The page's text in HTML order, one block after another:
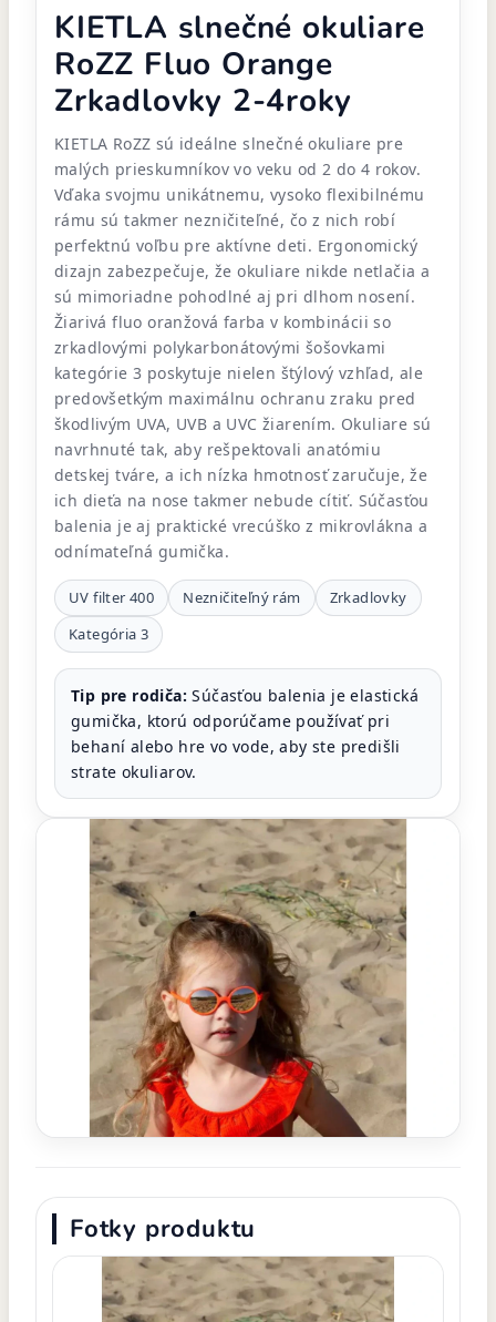
KIETLA slnečné okuliare
RoZZ Fluo Orange
Zrkadlovky 2-4roky
KIETLA RoZZ sú ideálne slnečné okuliare pre
malých prieskumníkov vo veku od 2 do 4 rokov.
Vďaka svojmu unikátnemu, vysoko flexibilnému
rámu sú takmer nezničiteľné, čo z nich robí
perfektnú voľbu pre aktívne deti. Ergonomický
dizajn zabezpečuje, že okuliare nikde netlačia a
sú mimoriadne pohodlné aj pri dlhom nosení.
Žiarivá fluo oranžová farba v kombinácii so
zrkadlovými polykarbonátovými šošovkami
kategórie 3 poskytuje nielen štýlový vzhľad, ale
predovšetkým maximálnu ochranu zraku pred
škodlivým UVA, UVB a UVC žiarením. Okuliare sú
navrhnuté tak, aby rešpektovali anatómiu
detskej tváre, a ich nízka hmotnosť zaručuje, že
ich dieťa na nose takmer nebude cítiť. Súčasťou
balenia je aj praktické vrecúško z mikrovlákna a
odnímateľná gumička.
UV filter 400 Nezničiteľný rám
Zrkadlovky
Kategória 3
Tip pre rodiča: Súčasťou balenia je elastická
gumička, ktorú odporúčame používať pri
behaní alebo hre vo vode, aby ste predišli
strate okuliarov.
Fotky produktu